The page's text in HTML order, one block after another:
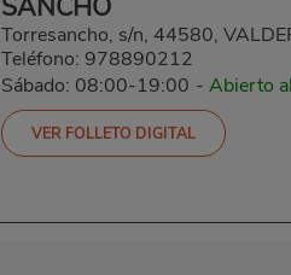
SANCHO
Torresancho, s/n, 44580,
Teléfono: 978890212
Sábado: 08:00-19:00 - Abierto
VER FOLLETO DIGITAL